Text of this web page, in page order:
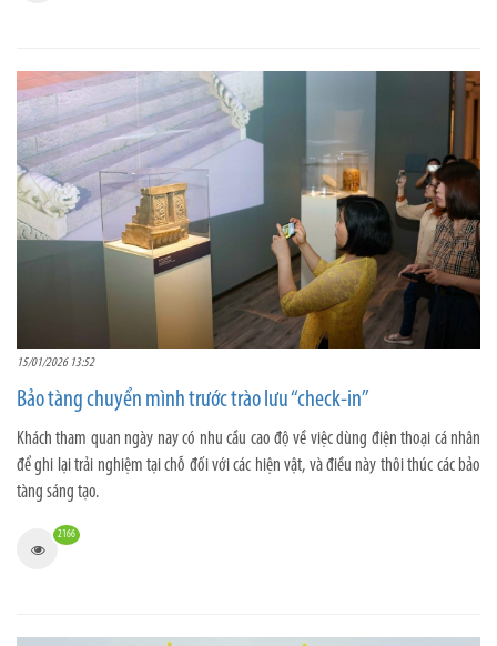
15/01/2026 13:52
Bảo tàng chuyển mình trước trào lưu “check-in”
Khách tham quan ngày nay có nhu cầu cao độ về việc dùng điện thoại cá nhân
để ghi lại trải nghiệm tại chỗ đối với các hiện vật, và điều này thôi thúc các bảo
tàng sáng tạo.
2166